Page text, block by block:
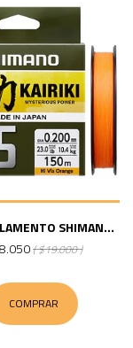
SHIMAN...
( $19.000 )
COMPRAR